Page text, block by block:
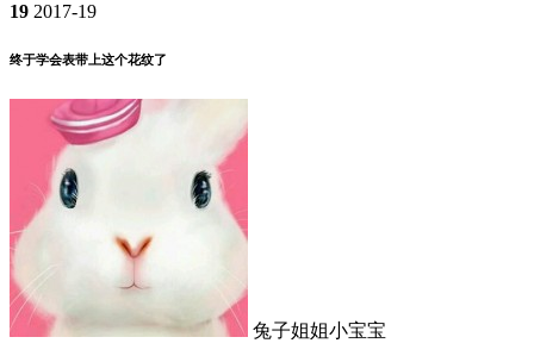
19 2017-19
终于学会表带上这个花纹了
兔子姐姐小宝宝